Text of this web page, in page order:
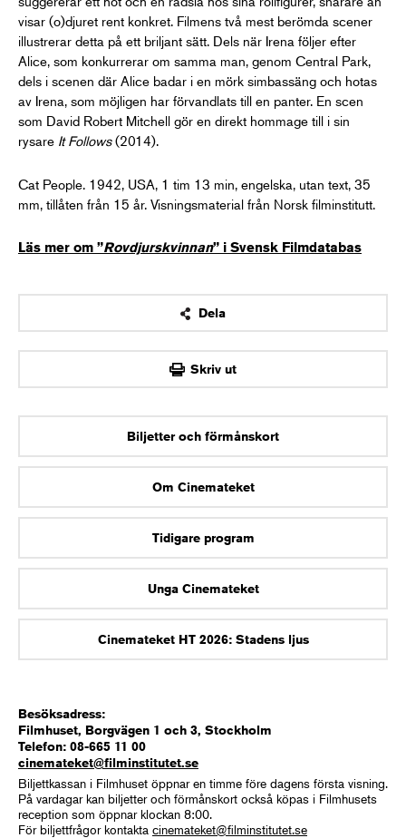
visar (o)djuret rent konkret. Filmens två mest berömda scener
illustrerar detta på ett briljant sätt. Dels när Irena följer efter
Alice, som konkurrerar om samma man, genom Central Park,
dels i scenen där Alice badar i en mörk simbassäng och hotas
av Irena, som möjligen har förvandlats till en panter. En scen
som David Robert Mitchell gör en direkt hommage till i sin
rysare It Follows(2014).
Cat People. 1942, USA, 1 tim 13 min, engelska, utan text, 35
mm, tillåten från 15 år. Visningsmaterial från Norsk filminstitutt.
Läs mer om ”Rovdjurskvinnan” i Svensk Filmdatabas
Dela
OK
Skriv ut
Biljetter och förmånskort
Om Cinemateket
Tidigare program
Unga Cinemateket
Cinemateket HT 2026: Stadens ljus
Besöksadress:
Filmhuset, Borgvägen 1 och 3, Stockholm
Telefon: 08-665 11 00
cinemateket@filminstitutet.se
Biljettkassan i Filmhuset öppnar en timme före dagens första visning.
På vardagar kan biljetter och förmånskort också köpas i Filmhusets
reception som öppnar klockan 8:00.
För biljettfrågor kontakta cinemateket@filminstitutet.se